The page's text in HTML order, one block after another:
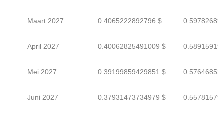
Maart 2027 0.4065222892796 $
April 2027 0.40062825491009 $
Mei 2027 0.39199859429851 $
Juni 2027 0.37931473734979 $